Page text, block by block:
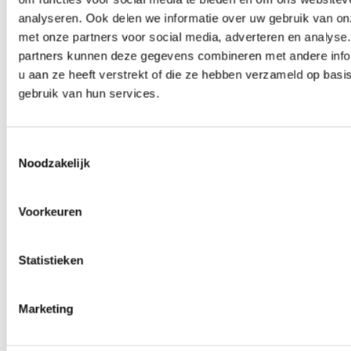
analyseren. Ook delen we informatie over uw gebruik van
met onze partners voor social media, adverteren en
partners kunnen deze gegevens combineren met andere
u aan ze heeft verstrekt of die ze hebben verzameld op
gebruik van hun services.
Noodzakelijk
Voorkeuren
Statistieken
Marketing
Producten
Bij Jos van Kasteren kunt u terecht voor verschillende
grafmonumenten,urnen, accessoires en andere
producten gemaakt van natuursteen. Wilt u weten
welke grafmonumenten wij in onze collectie hebben?
ondernemers bij het zoeken naar de beste steen naar
wens van de klant. Meer weten over ons bedrijf?